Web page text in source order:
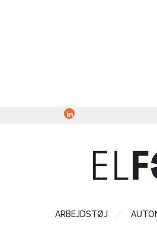
ARBEJDSTØJ